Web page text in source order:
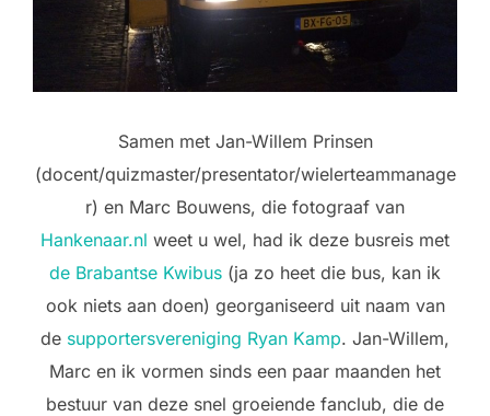
Samen met Jan-Willem Prinsen
(docent/quizmaster/presentator/wielerteammanage
r) en Marc Bouwens, die fotograaf van
Hankenaar.nl weet u wel, had ik deze busreis met
de Brabantse Kwibus (ja zo heet die bus, kan ik
ook niets aan doen) georganiseerd uit naam van
de supportersvereniging Ryan Kamp. Jan-Willem,
Marc en ik vormen sinds een paar maanden het
bestuur van deze snel groeiende fanclub, die de